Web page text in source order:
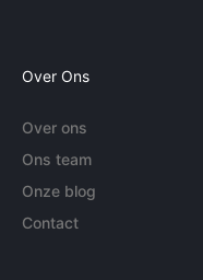
Over Ons
Over ons
Ons team
Onze blog
Contact